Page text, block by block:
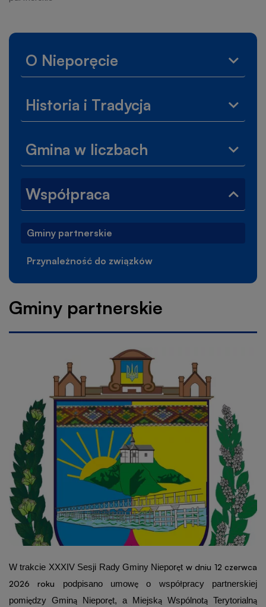
Lewe
menu
O Nieporęcie
menu
Historia i Tradycja
menu
i
Gmina w liczbach
menu
w
Współpraca
Zwiń
menu
Gminy partnerskie
Przynależność do związków
Gminy partnerskie
W trakcie XXXIV Sesji Rady Gminy Nieporęt w dniu 12 czerwca
2026 roku podpisano umowę o współpracy partnerskiej
pomiędzy Gminą Nieporęt, a Miejską Wspólnotą Terytorialną